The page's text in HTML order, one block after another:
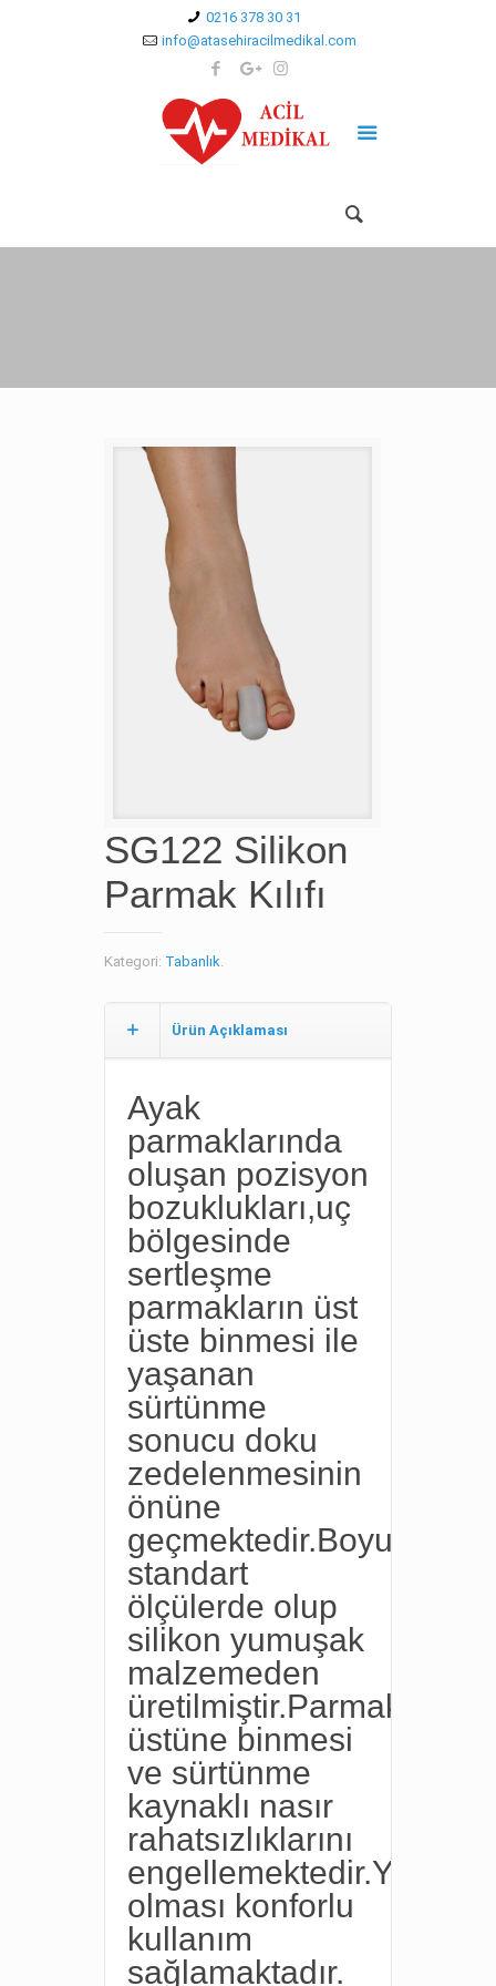
0216 378 30 31
info@atasehiracilmedikal.com
SG122 Silikon
Parmak Kılıfı
Kategori: Tabanlık.
Ürün Açıklaması
Ayak
parmaklarında
oluşan pozisyon
bozuklukları,uç
bölgesinde
sertleşme
parmakların üst
üste binmesi ile
yaşanan
sürtünme
sonucu doku
zedelenmesinin
önüne
geçmektedir.Boyu
standart
ölçülerde olup
silikon yumuşak
malzemeden
üretilmiştir.Parmakların
üstüne binmesi
ve sürtünme
kaynaklı nasır
rahatsızlıklarını
olması konforlu
kullanım
sağlamaktadır.